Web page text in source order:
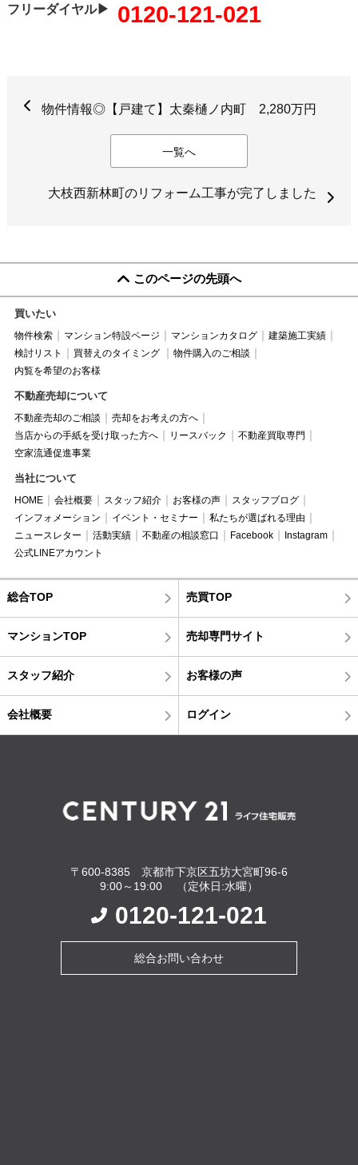
フリーダイヤル▶ 0120-121-021
物件情報◎【戸建て】太秦樋ノ内町 2,280万円
一覧へ
大枝西新林町のリフォーム工事が完了しました
このページの先頭へ
買いたい
物件検索 マンション特設ページ マンションカタログ
建築施工実績
検討リスト
買替えのタイミング
物件購入のご相談
内覧を希望のお客様
不動産売却について
不動産売却のご相談
売却をお考えの方へ
当店からの手紙を受け取った方へ
リースバック
不動産買取専門
空家流通促進事業
当社について
HOME 会社概要 スタッフ紹介 お客様の声
スタッフブログ
インフォメーション
イベント・セミナー
私たちが選ばれる理由
ニュースレター
活動実績 不動産の相談窓口 Facebook
Instagram
公式LINEアカウント
総合TOP 売買TOP
マンションTOP 売却専門サイト
スタッフ紹介 お客様の声
会社概要 ログイン
〒600-8385 京都市下京区五坊大宮町96-6
9:00～19:00 （定休日:水曜）
0120-121-021
総合お問い合わせ